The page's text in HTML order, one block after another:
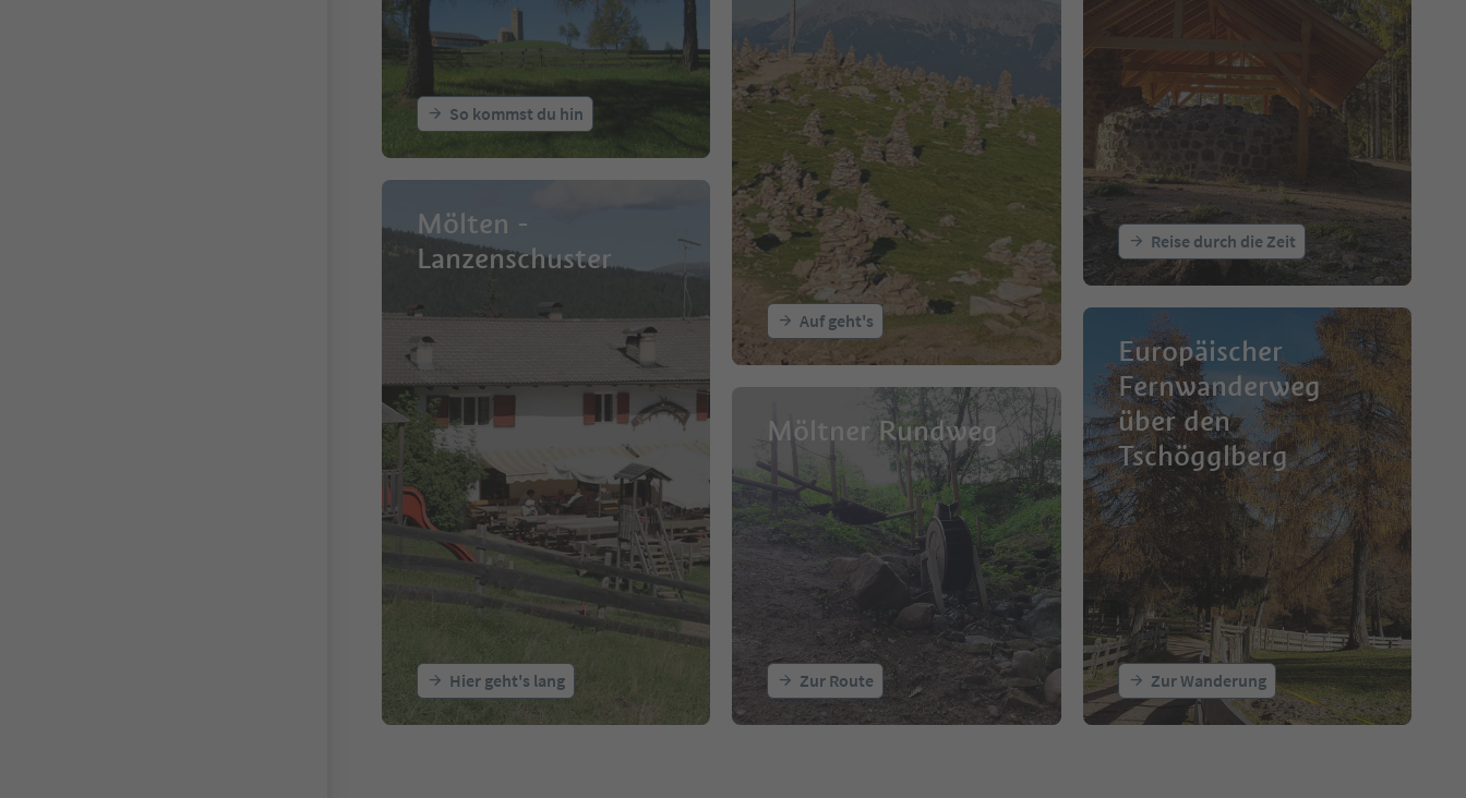
So kommst du hin
Mölten -
Lanzenschuster
Hier geht's lang
Auf geht's
Möltner Rundweg
Zur Route
Reise durch die Zeit
Europäischer
Fernwanderweg
über den
Tschögglberg
Zur Wanderung